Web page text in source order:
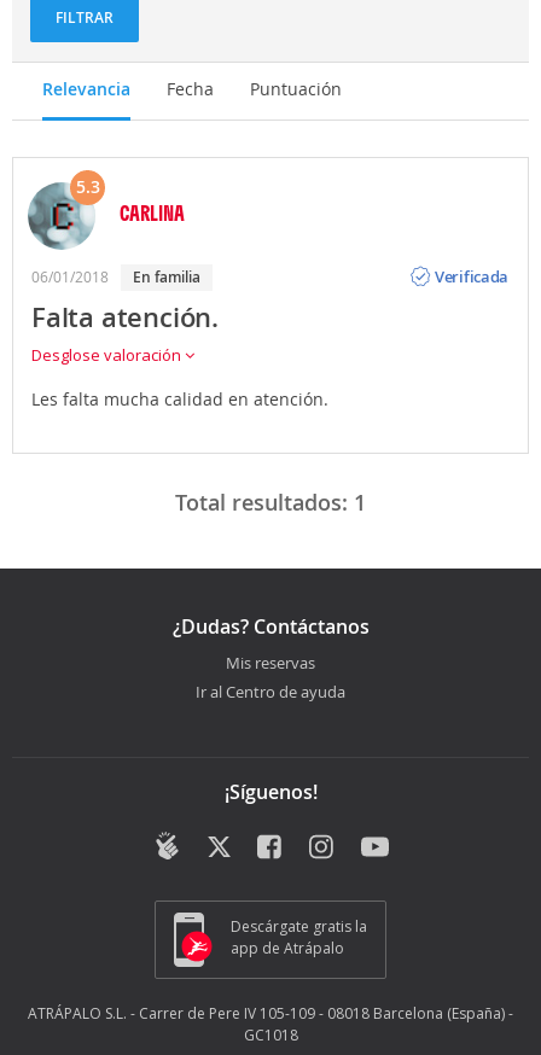
FILTRAR
Relevancia Fecha Puntuación
5.3
CARLINA
06/01/2018 en familia
Verificada
Falta atención.
Desglose valoración
Les falta mucha calidad en atención.
Total resultados: 1
¿Dudas? Contáctanos
Mis reservas
Ir al Centro de ayuda
¡Síguenos!
Descárgate gratis la
app de Atrápalo
ATRÁPALO S.L. - Carrer de Pere IV 105-109 - 08018 Barcelona (España) -
GC1018